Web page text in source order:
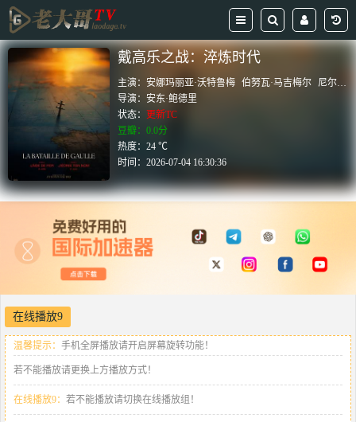
戴高乐之战：淬炼时代
主演：安娜玛丽亚·沃特鲁梅 伯努瓦·马吉梅尔
尼尔斯·施内德
导演：安东·鲍德里
状态： 更新TC
豆瓣：0.0分
热度：24 ℃
时间：2026-07-04 16:30:36
在线播放9
温馨提示： 手机全屏播放请开启屏幕旋转功能！
若不能播放请更换上方播放方式！
在线播放9： 若不能播放请切换在线播放组！